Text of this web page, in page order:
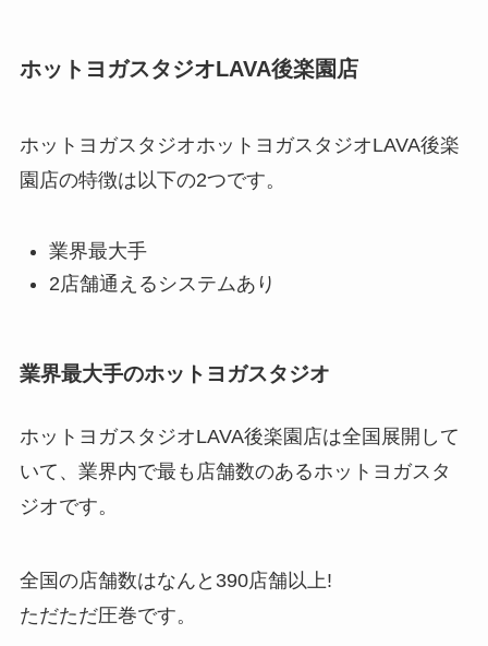
ホットヨガスタジオLAVA後楽園店
ホットヨガスタジオホットヨガスタジオLAVA後楽
園店の特徴は以下の2つです。
業界最大手
2店舗通えるシステムあり
業界最大手のホットヨガスタジオ
ホットヨガスタジオLAVA後楽園店は全国展開して
いて、業界内で最も店舗数のあるホットヨガスタ
ジオです。
全国の店舗数はなんと 390店舗以上!
ただただ圧巻です。